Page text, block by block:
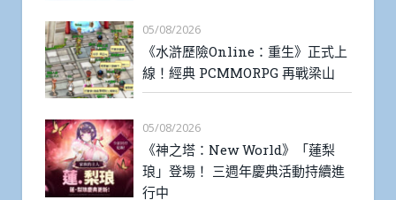
Re:BIRTH》 同步推出各種夏日活動
05/08/2026
線！經典 PCMMORPG 再戰梁山
05/08/2026